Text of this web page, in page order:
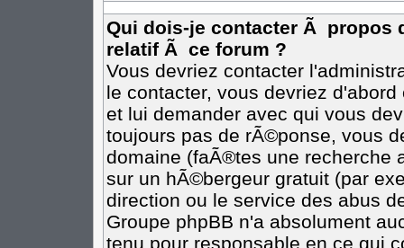
Qui dois-je contacter Ã propos
relatif Ã ce forum ?
Vous devriez contacter
le contacter, vous devriez
et lui demander avec qui vous
toujours pas de rÃ©ponse, vous
domaine (faÃ®tes une recherche
sur un hÃ©bergeur gratuit (par
direction ou le service des abus
Groupe phpBB n'a absolument
tenu pour responsable en ce qui